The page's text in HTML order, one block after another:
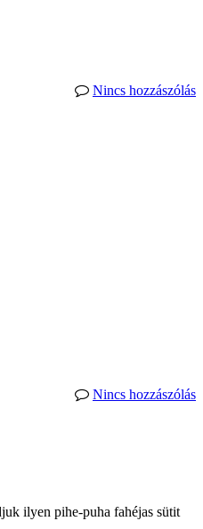
Nincs hozzászólás
Nincs hozzászólás
ilyen pihe-puha fahéjas sütit